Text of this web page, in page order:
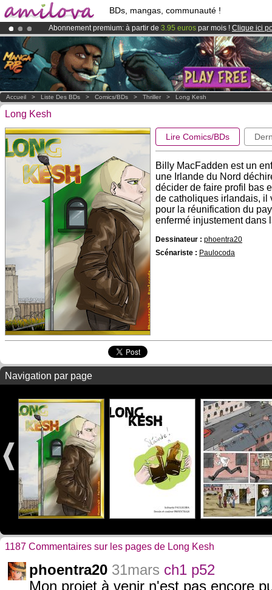
BDs, mangas, communauté !
Abonnement premium: à partir de 3.95 euros par mois ! Clique ici
Déjà 100000membreset 1000BDs & Mangas!
LeKickstarter Amilova est désormais lancé
Accueil > Liste Des BDs > Comics/BDs > Thriller > Long Kesh
Long Kesh
Lire Comics/BDs
Billy MacFadden est un
une Irlande du Nord
décider de faire profil bas
de catholiques irlandais, il
pour la réunification du
enfermé injustement dans
Dessinateur : phoentra20
Scénariste : Paulocoda
Navigation par page
1187 Commentaires sur les pages de Long Kesh
phoentra20 31mars ch1 p52
Mon projet à venir n'est pas encore